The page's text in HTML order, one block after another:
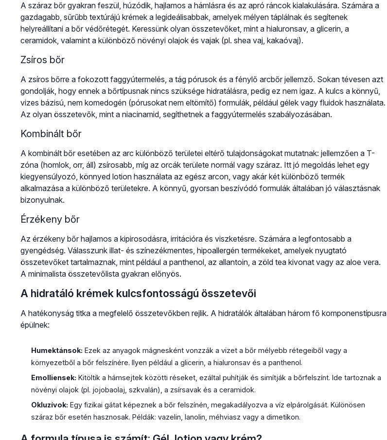
A száraz bőr gyakran feszül, húzódik, hajlamos a hámlásra és az apró ráncok kialakulására. Számára a
gazdagabb, sűrűbb textúrájú krémek a legideálisabbak, amelyek mélyen táplálnak és segítenek
helyreállítani a bőr védőrétegét. Keressünk olyan összetevőket, mint a hialuronsav, a glicerin, a
ceramidok, valamint a különböző növényi olajok és vajak (pl. shea vaj, kakaóvaj).
Zsíros bőr
A zsíros bőrre a fokozott faggyútermelés, a tág pórusok és a fénylő arcbőr jellemző. Sokan tévesen azt
gondolják, hogy ennek a bőrtípusnak nincs szüksége hidratálásra, pedig ez nem igaz. A kulcs a könnyű,
vizes bázisú, nem komedogén (pórusokat nem eltömítő) formulák, például gélek vagy fluidok használata.
Az olyan összetevők, mint a niacinamid, segíthetnek a faggyútermelés szabályozásában.
Kombinált bőr
A kombinált bőr esetében az arc különböző területei eltérő tulajdonságokat mutatnak: jellemzően a T-
zóna (homlok, orr, áll) zsírosabb, míg az orcák területe normál vagy száraz. Itt jó megoldás lehet egy
kiegyensúlyozó, könnyed lotion használata az egész arcon, vagy akár két különböző termék
alkalmazása a különböző területekre. A könnyű, gyorsan beszívódó formulák általában jó választásnak
bizonyulnak.
Érzékeny bőr
Az érzékeny bőr hajlamos a kipirosodásra, irritációra és viszketésre. Számára a legfontosabb a
gyengédség. Válasszunk illat- és színezékmentes, hipoallergén termékeket, amelyek nyugtató
összetevőket tartalmaznak, mint például a panthenol, az allantoin, a zöld tea kivonat vagy az aloe vera.
A minimalista összetevőlista gyakran előnyös.
A hidratáló krémek kulcsfontosságú összetevői
A hatékonyság titka a megfelelő összetevőkben rejlik. A hidratálók általában három fő komponenstípusra
épülnek:
Humektánsok: Ezek az anyagok mágnesként vonzzák a vizet a bőr mélyebb rétegeiből vagy a
környezetből a bőr felszínére. Ilyen például a glicerin, a hialuronsav és a panthenol.
Emolliensek: Kitöltik a hámsejtek közötti réseket, ezáltal puhítják és simítják a bőrfelszínt. Ide tartoznak a
növényi olajok (pl. jojobaolaj, szkvalán), a zsírsavak és a ceramidok.
Okluzívok: Egy fizikai gátat képeznek a bőr felszínén, megakadályozva a víz elpárolgását. Különösen
száraz bőr esetén hasznosak. Példák: vazelin, lanolin, méhviasz vagy a dimetikon.